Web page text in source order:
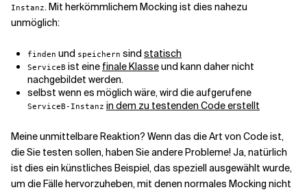
Instanz. Mit herkömmlichem Mocking ist dies nahezu
unmöglich:
finden und speichern sind statisch
ServiceB ist eine finale Klasseund kann daher nicht
nachgebildet werden.
selbst wenn es möglich wäre, wird die aufgerufene
ServiceB-Instanz in dem zu testenden Code erstellt
Meine unmittelbare Reaktion? Wenn das die Art von Code ist,
die Sie testen sollen, haben Sie andere Probleme! Ja, natürlich
ist dies ein künstliches Beispiel, das speziell ausgewählt wurde,
um die Fälle hervorzuheben, mit denen normales Mocking nicht